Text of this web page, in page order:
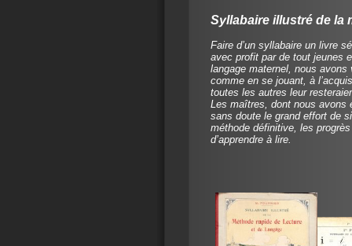
Syllabaire illustré de la
Faire d’un syllabaire un livre
avec profit par de tout jeunes
langage maternel, nous
comme en se jouant, à
toutes les autres leur
Les maîtres, dont nous avons
sans doute le grand effort de
méthode définitive, les
d’apprendre à lire.